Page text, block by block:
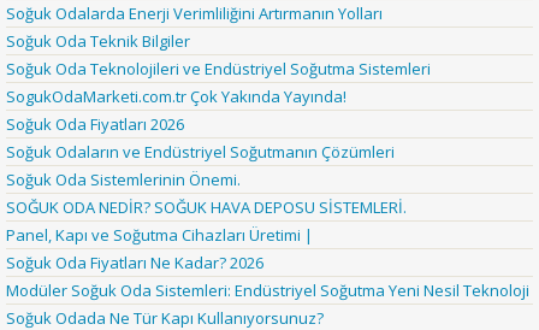
Soğuk Odalarda Enerji Verimliliğini Artırmanın Yolları
Soğuk Oda Teknik Bilgiler
Soğuk Oda Teknolojileri ve Endüstriyel Soğutma Sistemleri
SogukOdaMarketi.com.tr Çok Yakında Yayında!
Soğuk Oda Fiyatları 2026
Soğuk Odaların ve Endüstriyel Soğutmanın Çözümleri
Soğuk Oda Sistemlerinin Önemi.
SOĞUK ODA NEDİR? SOĞUK HAVA DEPOSU SİSTEMLERİ.
Panel, Kapı ve Soğutma Cihazları Üretimi |
Soğuk Oda Fiyatları Ne Kadar? 2026
Modüler Soğuk Oda Sistemleri: Endüstriyel Soğutma Yeni Nesil Teknoloji
Soğuk Odada Ne Tür Kapı Kullanıyorsunuz?